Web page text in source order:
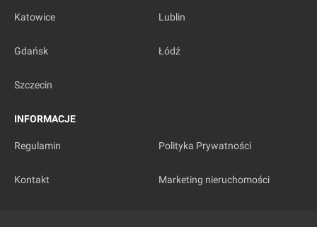
Katowice Lublin
Gdańsk Łódź
Szczecin
INFORMACJE
Regulamin Polityka Prywatności
Kontakt Marketing nieruchomości